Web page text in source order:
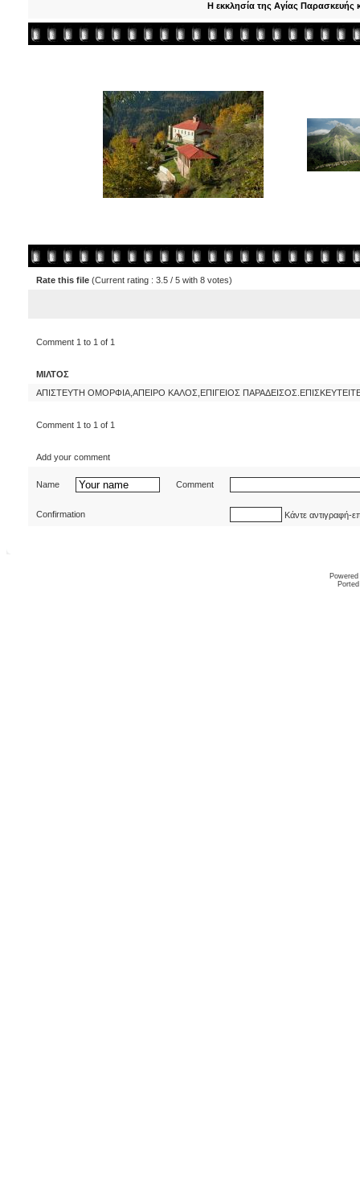
Η εκκλησία της Αγίας Παρασκευής
Rate this file (Current rating : 3.5 / 5 with 8 votes)
Comment 1 to 1 of 1
ΜΙΛΤΟΣ
ΑΠΙΣΤΕΥΤΗ ΟΜΟΡΦΙΑ,ΑΠΕΙΡΟ ΚΑΛΟΣ,ΕΠΙΓΕΙΟΣ
Comment 1 to 1 of 1
Add your comment
Name Comment
Confirmation Κάντε αντιγραφή-